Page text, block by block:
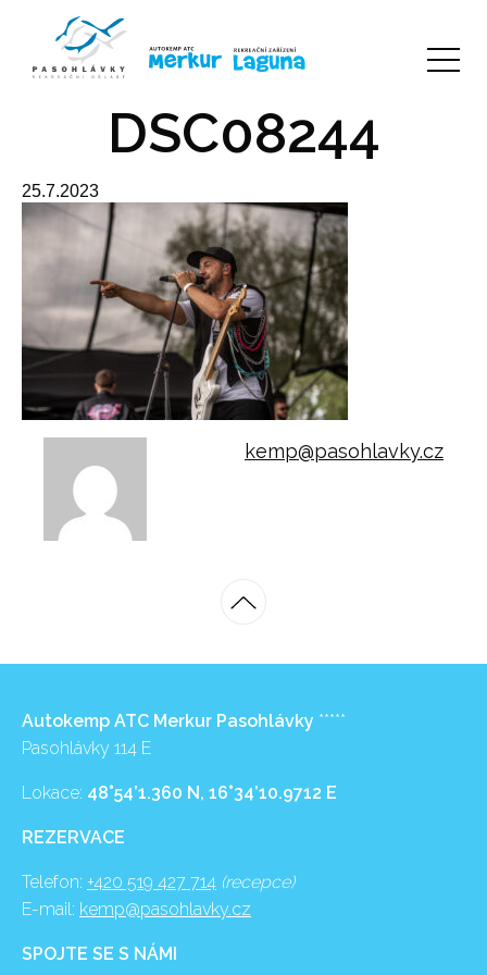
DSC08244
25.7.2023
kemp@pasohlavky.cz
Autokemp ATC Merkur Pasohlávky *****
Pasohlávky 114 E
Lokace: 48°54’1.360 N, 16°34’10.9712 E
REZERVACE
Telefon: +420 519 427 714 (recepce)
E-mail: kemp@pasohlavky.cz
SPOJTE SE S NÁMI